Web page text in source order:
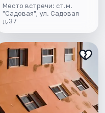
Место встречи: ст.м.
"Садовая", ул. Садовая
д.37